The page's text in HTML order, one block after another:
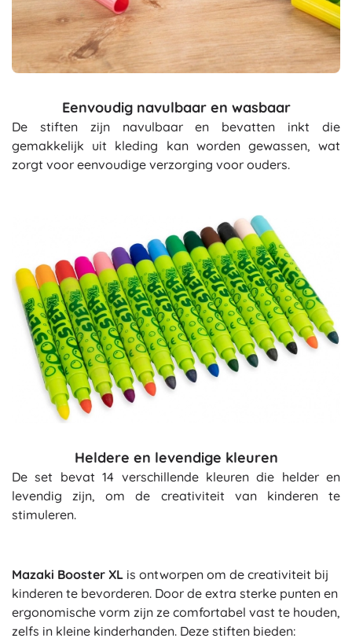
Eenvoudig navulbaar en wasbaar
De stiften zijn navulbaar en bevatten inkt die
gemakkelijk uit kleding kan worden gewassen, wat
zorgt voor eenvoudige verzorging voor ouders.
Heldere en levendige kleuren
De set bevat 14 verschillende kleuren die helder en
levendig zijn, om de creativiteit van kinderen te
stimuleren.
Mazaki Booster XL is ontworpen om de creativiteit bij
kinderen te bevorderen. Door de extra sterke punten en
ergonomische vorm zijn ze comfortabel vast te houden,
zelfs in kleine kinderhanden. Deze stiften bieden: